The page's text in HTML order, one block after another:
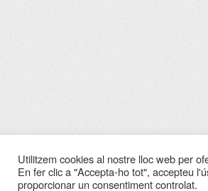
Utilitzem cookies al nostre lloc web per
En fer clic a "Accepta-ho tot", accepteu
proporcionar un consentiment controlat.